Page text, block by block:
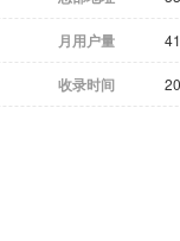
月用户量
收录时间